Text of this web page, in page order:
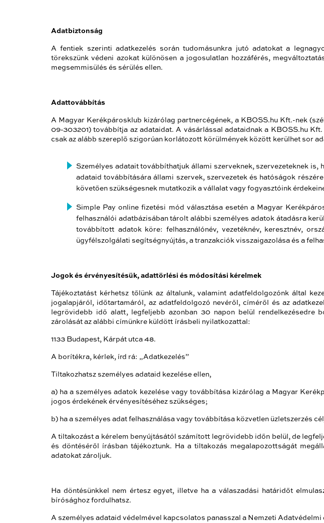
Adatbiztonság
A fentiek szerinti adatkezelés során tudomásunkra jutó adatokat a
törekszünk védeni azokat különösen a jogosulatlan hozzáférés,
megsemmisülés és sérülés ellen.
Adattovábbítás
A Magyar Kerékpárosklub kizárólag partnercégének, a KBOSS.hu Kft.-nek
09-303201) továbbítja az adataidat. A vásárlással adataidnak a KBOSS.hu
csak az alább szereplő szigorúan korlátozott körülmények között kerülhet sor
Személyes adatait továbbíthatjuk állami szerveknek, szervezeteknek
adataid továbbítására állami szervek, szervezetek és hatóságok
követően szükségesnek mutatkozik a vállalat vagy fogyasztóink
Simple Pay online fizetési mód választása esetén a Magyar
felhasználói adatbázisában tárolt alábbi személyes adatok átadásra
továbbított adatok köre: felhasználónév, vezetéknév, keresztnév,
ügyfélszolgálati segítségnyújtás, a tranzakciók visszaigazolása és a
Jogok és érvényesítésük, adattörlési és módosítási kérelmek
Tájékoztatást kérhetsz tőlünk az általunk, valamint adatfeldolgozónk által
jogalapjáról, időtartamáról, az adatfeldolgozó nevéről, címéről és az
legrövidebb idő alatt, legfeljebb azonban 30 napon belül rendelkezésedre
zárolását az alábbi címünkre küldött írásbeli nyilatkozattal:
1133 Budapest, Kárpát utca 48.
A borítékra, kérlek, írd rá: „Adatkezelés”
Tiltakozhatsz személyes adataid kezelése ellen,
a) ha a személyes adatok kezelése vagy továbbítása kizárólag a Magyar
jogos érdekének érvényesítéséhez szükséges;
b) ha a személyes adat felhasználása vagy továbbítása közvetlen üzletszerzés
A tiltakozást a kérelem benyújtásától számított legrövidebb időn belül, de
és döntéséről írásban tájékoztunk. Ha a tiltakozás megalapozottságát
adatokat zároljuk.
Ha döntésünkkel nem értesz egyet, illetve ha a válaszadási határidőt
bírósághoz fordulhatsz.
A személyes adataid védelmével kapcsolatos panasszal a Nemzeti